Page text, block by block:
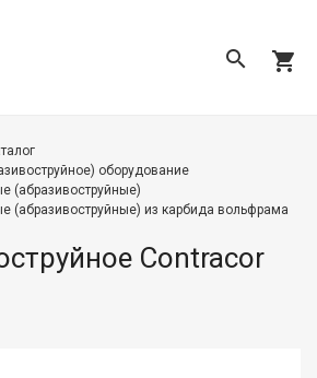
search shopping_cart
оборудование
(абразивоструйные)
(абразивоструйные) из карбида вольфрама
Contracor